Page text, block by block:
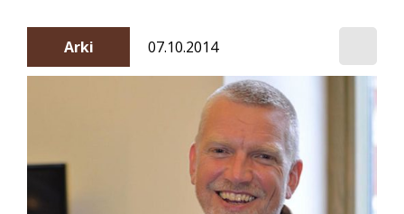
Arki 07.10.2014